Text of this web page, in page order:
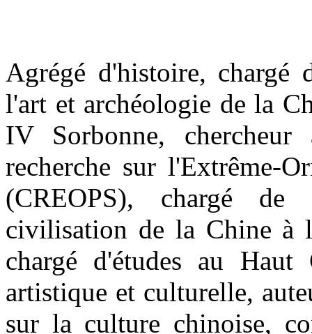
Agrégé d'histoire, chargé
l'art et archéologie de la
IV Sorbonne, chercheur
recherche sur l'Extrême-
(CREOPS), chargé
civilisation de la Chine à
chargé d'études au Haut
artistique et culturelle,
sur la culture chinoise,